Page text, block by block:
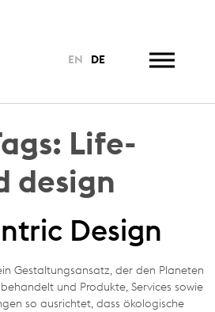
EN DE
Life-
design
Design
Gestaltungsansatz, der den Planeten
und Produkte, Services sowie
so ausrichtet, dass ökologische